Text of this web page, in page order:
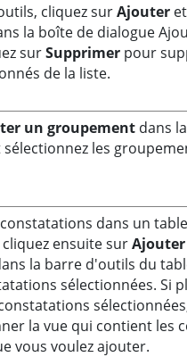
cliquez surAjouter
la boîte de dialogue
surSupprimer pour
de la liste.
un groupement dans
les
dans un
ensuite surAjouter
la barre d'outils du
sélectionnées. Si
la vue qui contient les
vous voulez ajouter.